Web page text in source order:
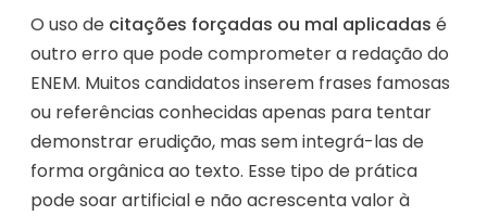
O uso de citações forçadas ou mal aplicadas é
outro erro que pode comprometer a redação do
ENEM. Muitos candidatos inserem frases famosas
ou referências conhecidas apenas para tentar
demonstrar erudição, mas sem integrá-las de
forma orgânica ao texto. Esse tipo de prática
pode soar artificial e não acrescenta valor à